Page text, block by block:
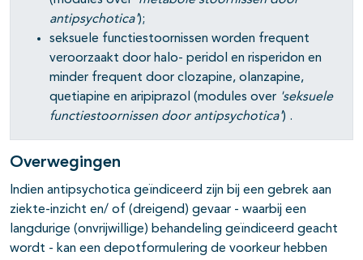
antipsychotica');
seksuele functiestoornissen worden frequent
veroorzaakt door halo- peridol en risperidon en
minder frequent door clozapine, olanzapine,
quetiapine en aripiprazol (modules over 'seksuele
functiestoornissen door antipsychotica') .
Overwegingen
Indien antipsychotica geïndiceerd zijn bij een gebrek aan
ziekte-inzicht en/ of (dreigend) gevaar - waarbij een
langdurige (onvrijwillige) behandeling geïndiceerd geacht
wordt - kan een depotformulering de voorkeur hebben